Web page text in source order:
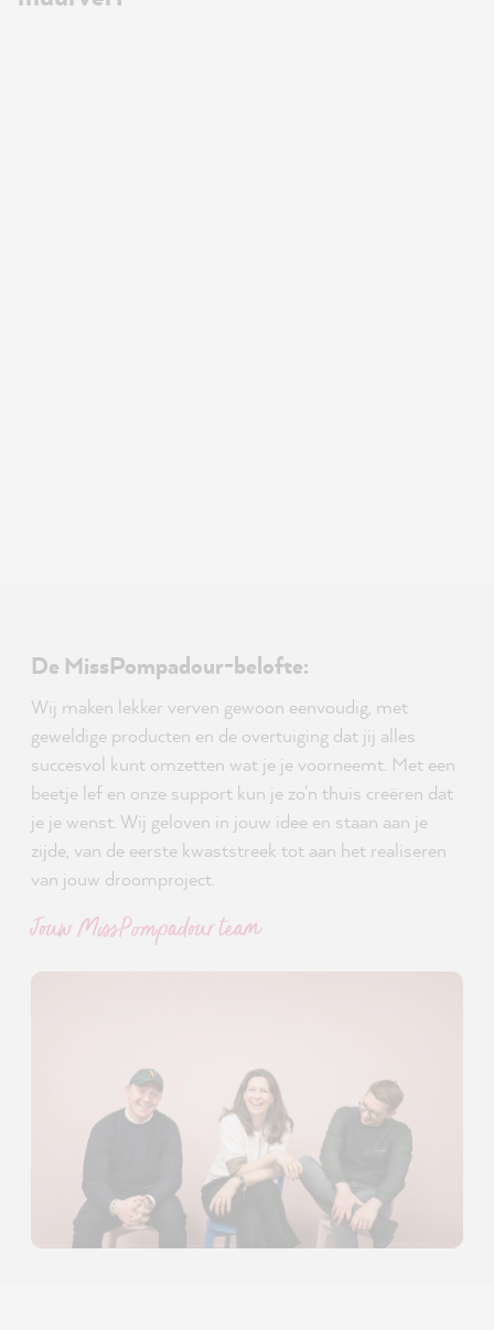
De MissPompadour-belofte:
Wij maken lekker verven gewoon eenvoudig, met
geweldige producten en de overtuiging dat jij alles
succesvol kunt omzetten wat je je voorneemt. Met een
beetje lef en onze support kun je zo'n thuis creëren dat
je je wenst. Wij geloven in jouw idee en staan aan je
zijde, van de eerste kwaststreek tot aan het realiseren
van jouw droomproject.
Jouw MissPompadour team